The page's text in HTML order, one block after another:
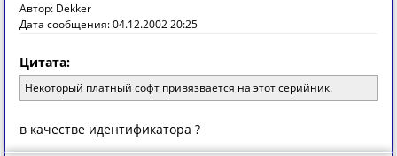
Автор: Dekker
Дата сообщения: 04.12.2002 20:25
Цитата:
Некоторый платный софт привязвается на этот серийник.
в качестве идентификатора ?